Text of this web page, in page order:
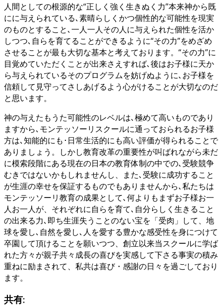
人間としての根源的な“正しく強く生きぬく力”本来神から既
にに与えられている､素晴らしくかつ個性的な可能性を現実
のものとすること､一人一人その人に与えられた個性を活か
しつつ､自らを育てることができるように“その力”をめざめ
させることが最も大切な基本と考えております。“その力”に
目覚めていただくことが出来さえすれば､後はお子様に天か
ら与えられているそのプログラムを妨げぬように､お子様を
信頼して見守ってさしあげるよう心がけることが大切なのだ
と思います。
神の与えたもうた可能性のレベルは､極めて高いものであり
ますから､モンテッソーリスクールに通っておられるお子様
方は､知能的にも･日常生活的にも高い評価が得られることで
ありましょう。しかし教育改革の重要性が叫ばれながら未だ
に模索段階にある現在の日本の教育体制の中での､受験競争
むきではないかもしれませんし、また､受験に成功すること
が生涯の幸せを保証するものでもありませんから､私たちは
モンテッソーリ教育の成果として､何よりもまずお子様お一
人お一人が、それぞれに自らを育て､自分らしく生きること
の出来る力､即ち生涯失うことのない宝を「受肉」して、地
球を愛し､自然を愛し､人を愛する豊かな感受性を身につけて
卒園して頂けることを願いつつ、創立以来当スクールに学ば
れた方々が親子共々成長の喜びを実感して下さる事実の積み
重ねに励まされて、私共は喜び・感謝の日々を過ごしており
ます。
共有: